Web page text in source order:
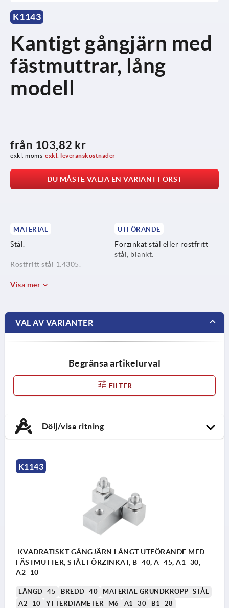
K1143
Kantigt gångjärn med
fästmuttrar, lång
modell
från 103,82 kr
exkl. moms exkl. leveranskostnader
DU MÅSTE VÄLJA EN VARIANT FÖRST
MATERIAL
Stål.
Rostfritt stål 1.4305.
Rostfritt stål A4 1.4401.
UTFÖRANDE
Förzinkat stål eller rostfritt
stål, blankt.
Visa mer
VAL AV VARIANTER
Begränsa artikelurval
FILTER
Dölj/visa ritning
K1143
KVADRATISKT GÅNGJÄRN LÅNGT UTFÖRANDE MED
FÄSTMUTTER, STÅL FÖRZINKAT, B=40, A=45, A1=30,
A2=10
LÄNGD=45 BREDD=40
MATERIAL GRUNDKROPP=STÅL
A2=10
YTTERDIAMETER=M6 A1=30 B1=28